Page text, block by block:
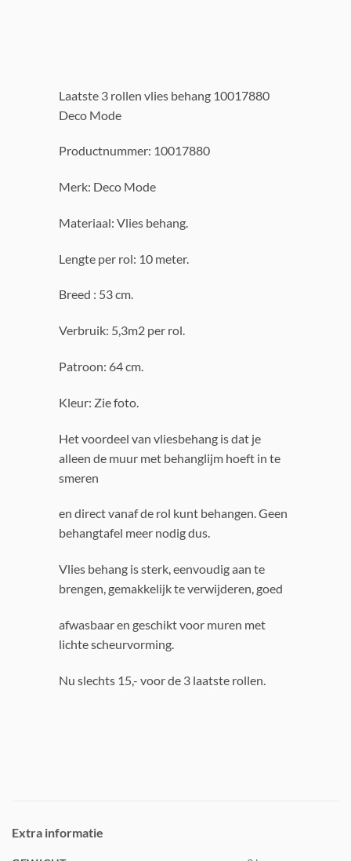
Laatste 3 rollen vlies behang 10017880
Deco Mode
Productnummer: 10017880
Merk: Deco Mode
Materiaal: Vlies behang.
Lengte per rol: 10 meter.
Breed : 53 cm.
Verbruik: 5,3m2 per rol.
Patroon: 64 cm.
Kleur: Zie foto.
Het voordeel van vliesbehang is dat je
alleen de muur met behanglijm hoeft in te
smeren
en direct vanaf de rol kunt behangen. Geen
behangtafel meer nodig dus.
Vlies behang is sterk, eenvoudig aan te
brengen, gemakkelijk te verwijderen, goed
afwasbaar en geschikt voor muren met
lichte scheurvorming.
Nu slechts 15,- voor de 3 laatste rollen.
Extra informatie